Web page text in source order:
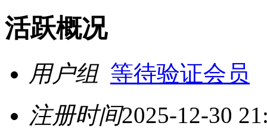
活跃概况
用户组 等待验证会员
注册时间2025-12-30